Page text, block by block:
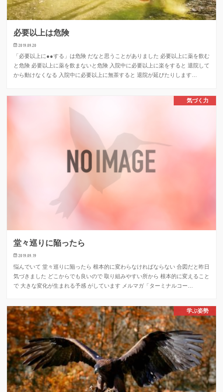
必要以上は危険
2019.09.20
「必要以上に●●する」は危険 だなと思うことがありました 必要以上に薬を飲む
と危険 必要以上に薬を飲まないと危険 入院中に必要以上に楽をすると 退院して
から動けなくなる 入院中に必要以上に無茶すると 退院が延びたりします…
気づく力
堂々巡りに陥ったら
2019.09.19
悩んでいて 堂々巡りに陥ったら 根本的に変わらなければならない 合図だと昨日
気づきました どこからでも良いので 取り組みやすい所から 根本的に変えること
で 大きな変化が生まれる予感 がしています メルマガ「ターミナルコー…
学ぶ姿勢